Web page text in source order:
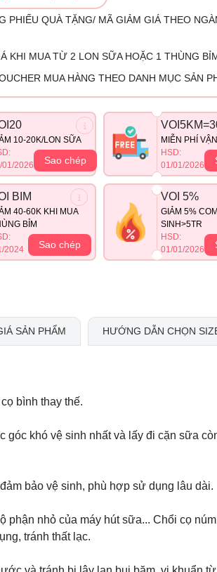
PHIẾU QUÀ TẶNG/ MÃ GIẢM GIÁ THEO
KHI MUA TỪ 2 LON SỮA HOẶC 1 THÙNG
MUA HÀNG THEO DANH MỤC SẢN
10-20K/LON SỮA
01/2026
Sao chép
MIỄN PHÍ
HSD:
01/01/2026
BIM
40-60K KHI MUA
BỈM
2024
Sao chép
VOI 5%
GIẢM 5%
SINH>5TR
HSD:
01/01/2026
SẢN PHẨM HƯỚNG DẪN CHỌN
bình thay thế.
góc khó vệ sinh nhất và lấy đi cặn sữa
bảo vệ sinh, phù hợp sử dụng lâu dài.
phận nhỏ của máy hút sữa... Chổi cọ
tránh thất lạc.